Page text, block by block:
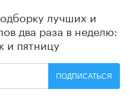
лучших и
два раза в неделю:
и пятницу
ПОДПИСАТЬСЯ